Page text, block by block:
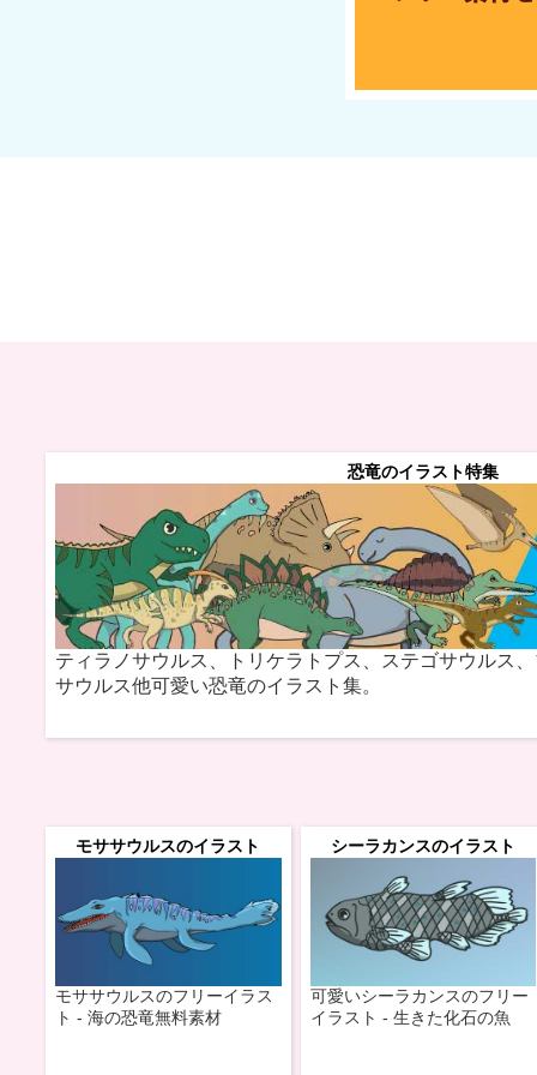
恐竜のイラスト特集
ティラノサウルス、トリケラトプス、ステゴサウルス
サウルス他可愛い恐竜のイラスト集。
モササウルスのイラスト
モササウルスのフリーイラス
ト - 海の恐竜無料素材
シーラカンスのイラスト
可愛いシーラカンスのフリー
イラスト - 生きた化石の魚